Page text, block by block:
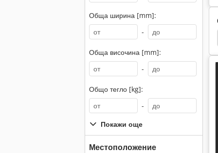
Обща ширина [mm]:
-
Обща височина [mm]:
-
Общо тегло [kg]:
-
Покажи още
Местоположение
Контрурен Трион Триони Трион